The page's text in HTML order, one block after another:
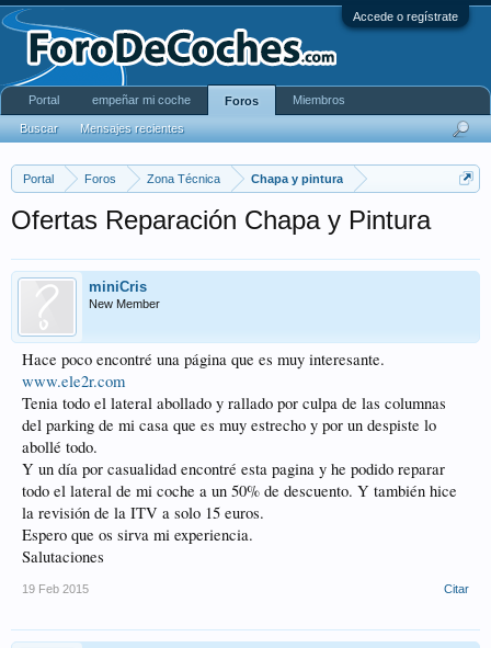
Accede o regístrate
Portal Foros Zona Técnica Chapa y pintura
Ofertas Reparación Chapa y Pintura
miniCris
New Member
Hace poco encontré una página que es muy interesante.
www.ele2r.com
Tenia todo el lateral abollado y rallado por culpa de las columnas
del parking de mi casa que es muy estrecho y por un despiste lo
abollé todo.
Y un día por casualidad encontré esta pagina y he podido reparar
todo el lateral de mi coche a un 50% de descuento. Y también hice
la revisión de la ITV a solo 15 euros.
Espero que os sirva mi experiencia.
Salutaciones
19 Feb 2015 Citar
Portal empeñar mi coche Foros
Buscar Mensajes recientes
Miembros